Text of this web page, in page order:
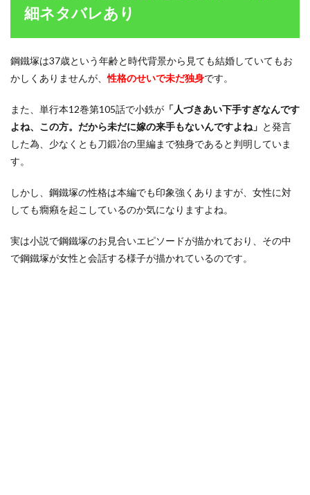
細ネタバレあり
鋼鐵塚は37歳という年齢と時代背景から見ても結婚していてもお
かしくありませんが、性格のせいで未だ独身です。
また、単行本12巻第105話で小鉄が 「人づきあい下手すぎなんです
よね、この方。だから未だに嫁の来手もないんですよね」 と発言
した為、少なくとも刀鍛冶の里編まで独身であると判明していま
す。
しかし、鋼鐵塚の性格は本編でも印象強くありますが、女性に対
しても癇癪を起こしているのか気になりますよね。
実は小説で鋼鐵塚のお見合いエピソードが描かれており、その中
で鋼鐵塚が女性と会話する様子が描かれているのです。